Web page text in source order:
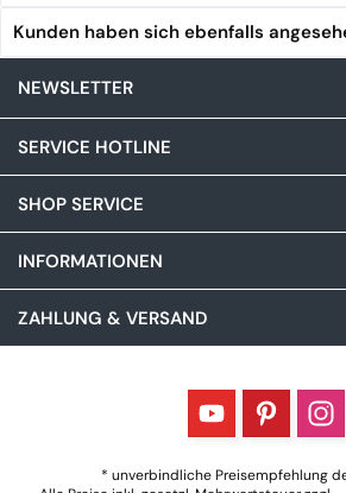
Kunden haben sich ebenfalls
NEWSLETTER
SERVICE HOTLINE
SHOP SERVICE
INFORMATIONEN
ZAHLUNG & VERSAND
* unverbindliche Preisempfehlung